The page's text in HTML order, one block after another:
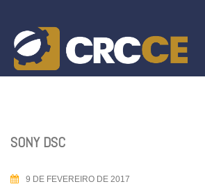
content
SONY DSC
9 DE FEVEREIRO DE 2017